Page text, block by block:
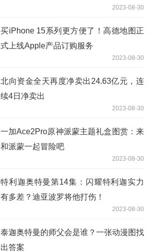
2023-08-30
买iPhone 15系列更方便了！高德地图正
式上线Apple产品订购服务
2023-08-30
北向资金全天再度净卖出24.63亿元，连
续4日净卖出
2023-08-30
一加Ace2Pro原神派蒙主题礼盒图赏：来
和派蒙一起冒险吧
2023-08-30
特利迦奥特曼第14集：闪耀特利迦实力
有多差？迪亚波罗将他打伤！
2023-08-30
泰迦奥特曼的师父会是谁？一张动漫图找
出答案